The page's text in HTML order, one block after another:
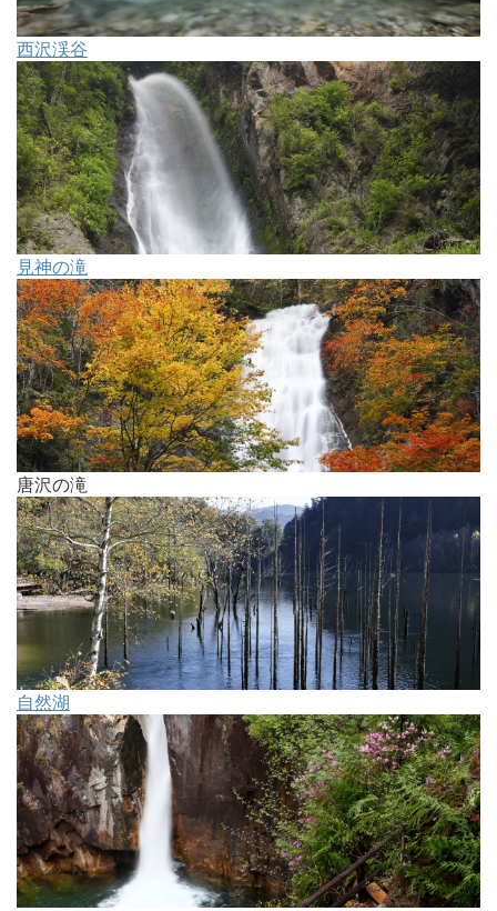
西沢渓谷
見神の滝
唐沢の滝
自然湖